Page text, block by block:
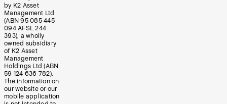
by K2 Asset
Management Ltd
(ABN 95 085 445
094 AFSL 244
393), a wholly
owned subsidiary
of K2 Asset
Management
Holdings Ltd (ABN
59 124 636 782).
The information on
our website or our
mobile application